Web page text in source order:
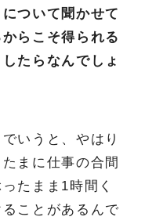
ついて聞かせて
らこそ得られる
たらなんでしょ
いうと、やはり
まに仕事の合間
たまま1時間く
ことがあるんで